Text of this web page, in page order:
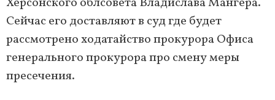
Сейчас его доставляют в суд где будет
рассмотрено ходатайство прокурора Офиса
генерального прокурора про смену меры
пресечения.